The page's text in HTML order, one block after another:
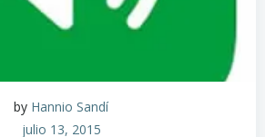
by Hannio Sandí
julio 13, 2015